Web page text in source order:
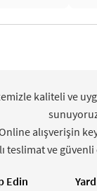
kaliteli ve
alışverişin
teslimat ve
Edin